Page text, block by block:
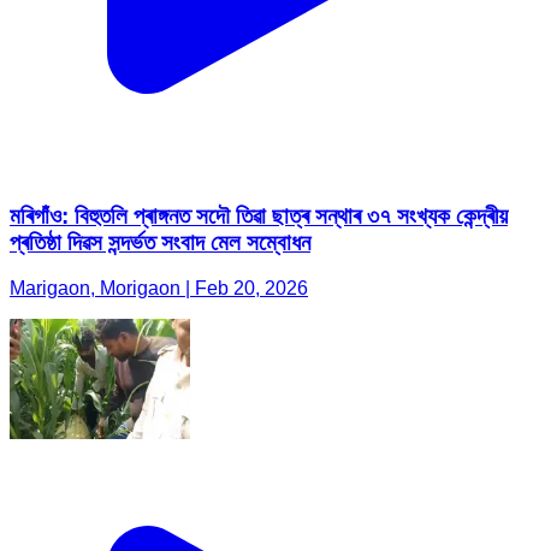
মৰিগাঁও: বিহুতলি প্ৰাঙ্গনত সদৌ তিৱা ছাত্ৰ সন্থাৰ ৩৭ সংখ্যক কেন্দ্ৰীয়
প্ৰতিষ্ঠা দিৱস সন্দৰ্ভত সংবাদ মেল সম্বোধন
Marigaon, Morigaon | Feb 20, 2026